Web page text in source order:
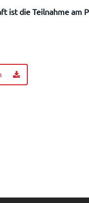
ist die Teilnahme am